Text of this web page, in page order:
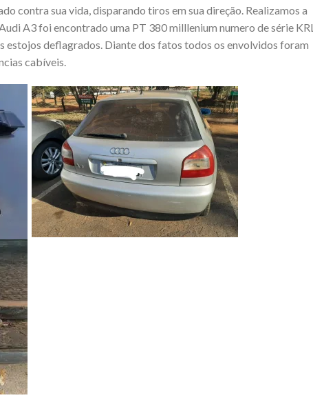
contra sua vida, disparando tiros em sua direção. Realizamos a
A3 foi encontrado uma PT 380 milllenium numero de série KRL
estojos deflagrados. Diante dos fatos todos os envolvidos foram
cabíveis.